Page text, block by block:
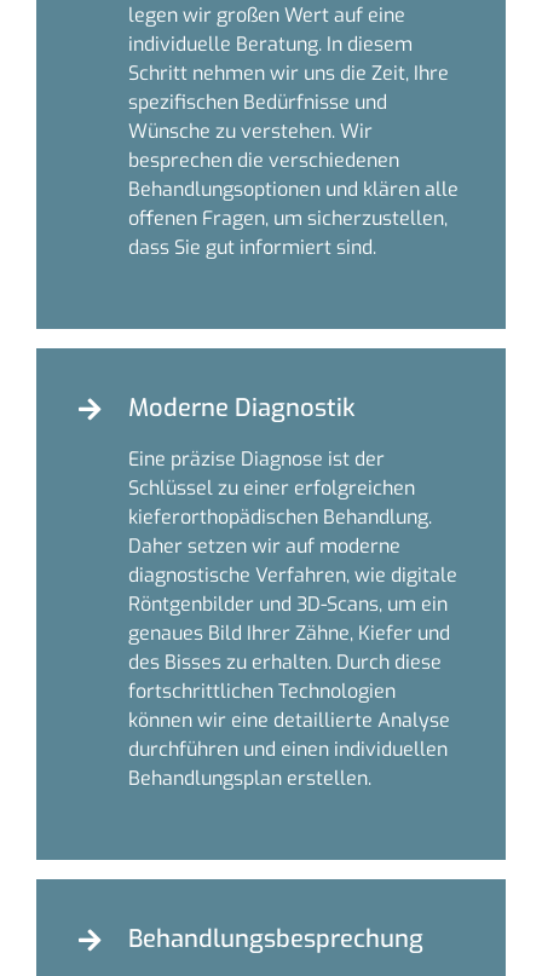
legen wir großen Wert auf eine
individuelle Beratung. In diesem
Schritt nehmen wir uns die Zeit, Ihre
spezifischen Bedürfnisse und
Wünsche zu verstehen. Wir
besprechen die verschiedenen
Behandlungsoptionen und klären alle
offenen Fragen, um sicherzustellen,
dass Sie gut informiert sind.
Moderne Diagnostik
Eine präzise Diagnose ist der
Schlüssel zu einer erfolgreichen
kieferorthopädischen Behandlung.
Daher setzen wir auf moderne
diagnostische Verfahren, wie digitale
Röntgenbilder und 3D-Scans, um ein
genaues Bild Ihrer Zähne, Kiefer und
des Bisses zu erhalten. Durch diese
fortschrittlichen Technologien
können wir eine detaillierte Analyse
durchführen und einen individuellen
Behandlungsplan erstellen.
Behandlungsbesprechung